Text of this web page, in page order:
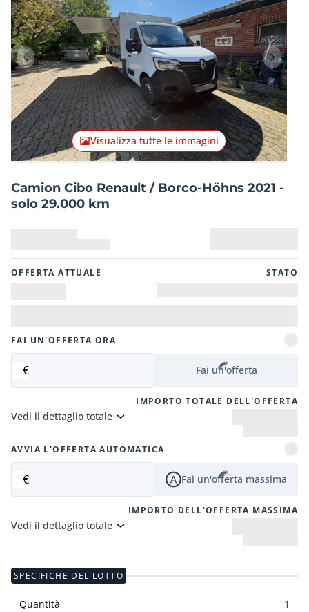
Articolo precedente Articolo
Visualizza tutte le immagini
Camion Cibo Renault / Borco-Höhns 2021 -
solo 29.000 km
OFFERTA ATTUALE STATO
FAI UN'OFFERTA ORA
€ Fai un'offerta
IMPORTO TOTALE DELL'OFFERTA
Vedi il dettaglio totale
AVVIA L'OFFERTA AUTOMATICA
€ Fai un'offerta massima
IMPORTO DELL'OFFERTA MASSIMA
Vedi il dettaglio totale
SPECIFICHE DEL LOTTO
Quantità 1